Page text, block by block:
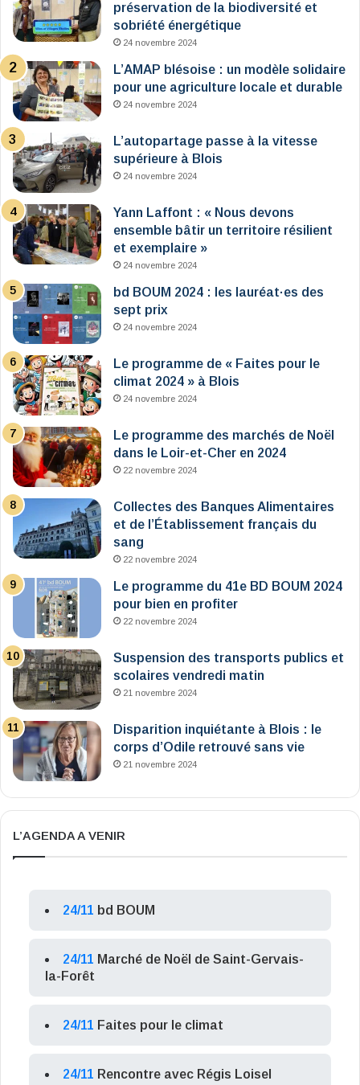
préservation de la biodiversité et
sobriété énergétique
24 novembre 2024
L’AMAP blésoise : un modèle solidaire
pour une agriculture locale et durable
24 novembre 2024
L’autopartage passe à la vitesse
supérieure à Blois
24 novembre 2024
Yann Laffont : « Nous devons
ensemble bâtir un territoire résilient
et exemplaire »
24 novembre 2024
bd BOUM 2024 : les lauréat·es des
sept prix
24 novembre 2024
Le programme de « Faites pour le
climat 2024 » à Blois
24 novembre 2024
Le programme des marchés de Noël
dans le Loir-et-Cher en 2024
22 novembre 2024
Collectes des Banques Alimentaires
et de l’Établissement français du
sang
22 novembre 2024
Le programme du 41e BD BOUM 2024
pour bien en profiter
22 novembre 2024
Suspension des transports publics et
scolaires vendredi matin
21 novembre 2024
Disparition inquiétante à Blois : le
corps d’Odile retrouvé sans vie
21 novembre 2024
L’AGENDA A VENIR
24/11 bd BOUM
24/11 Marché de Noël de Saint-Gervais-
la-Forêt
24/11 Faites pour le climat
24/11 Rencontre avec Régis Loisel